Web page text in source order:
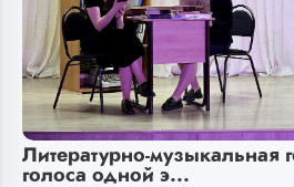
Литературно-музыкальная
голоса одной э...